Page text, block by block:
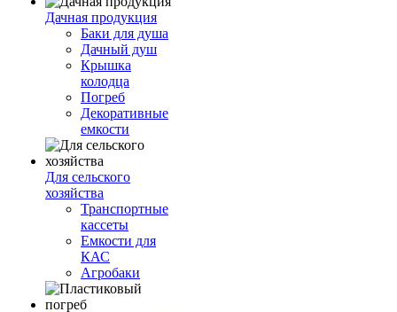
Дачная продукция
Баки для душа
Дачный душ
Крышка
колодца
Погреб
Декоративные
емкости
Для сельского
хозяйства
Транспортные
кассеты
Емкости для
КАС
Агробаки